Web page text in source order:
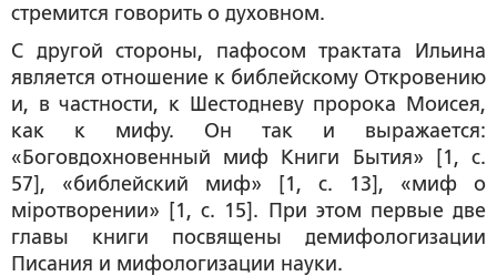
стремится говорить о духовном.
С другой стороны, пафосом трактата Ильина
является отношение к библейскому Откровению
и, в частности, к Шестодневу пророка Моисея,
как к мифу. Он так и выражается:
«Боговдохновенный миф Книги Бытия» [1, с.
57], «библейский миф» [1, с. 13], «миф о
мiротворении» [1, с. 15]. При этом первые две
главы книги посвящены демифологизации
Писания и мифологизации науки.